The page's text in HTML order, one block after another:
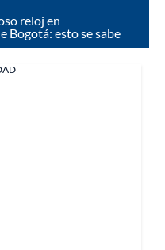
reloj en
Bogotá: esto se sabe